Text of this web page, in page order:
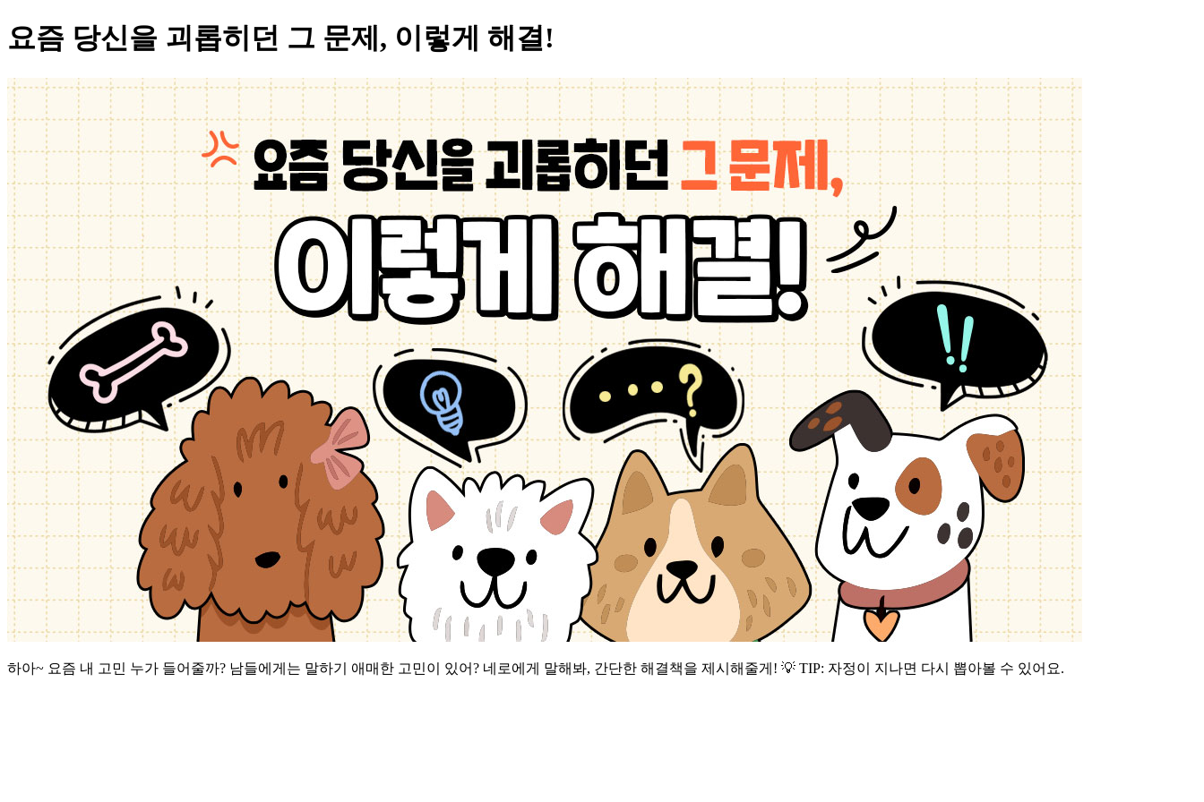
요즘 당신을 괴롭히던 그 문제, 이렇게 해결!
하아~ 요즘 내 고민 누가 들어줄까? 남들에게는 말하기 애매한 고민이 있어? 네로에게 말해봐, 간단한 해결책을 제시해줄게! 💡 TIP: 자정이 지나면 다시 뽑아볼 수 있어요.